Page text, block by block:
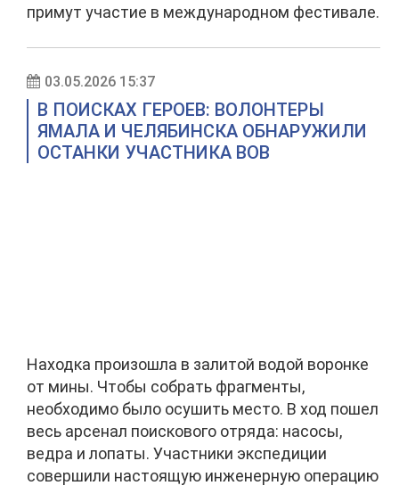
примут участие в международном фестивале.
03.05.2026 15:37
В ПОИСКАХ ГЕРОЕВ: ВОЛОНТЕРЫ
ЯМАЛА И ЧЕЛЯБИНСКА ОБНАРУЖИЛИ
ОСТАНКИ УЧАСТНИКА ВОВ
Находка произошла в залитой водой воронке
от мины. Чтобы собрать фрагменты,
необходимо было осушить место. В ход пошел
весь арсенал поискового отряда: насосы,
ведра и лопаты. Участники экспедиции
совершили настоящую инженерную операцию